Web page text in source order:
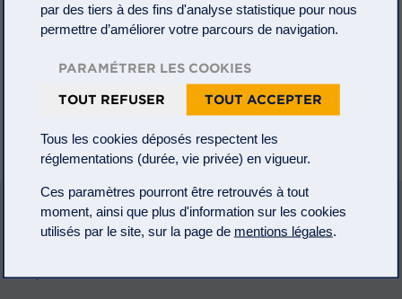
quatrième
numéro de la
» des Cahiers Pro Persona : «
Le chômage : que révèle-t-
Meeschaert qui contribue à ses réflexions.
A PROPOS
Mentions légales
personnelles
Informations règlementaires
par des tiers à des fins d'analyse statistique pour nous
permettre d’améliorer votre parcours de navigation.
PARAMÉTRER LES COOKIES
TOUT REFUSER TOUT ACCEPTER
Tous les cookies déposés respectent les
réglementations (durée, vie privée) en vigueur.
Ces paramètres pourront être retrouvés à tout
moment, ainsi que plus d'information sur les cookies
utilisés par le site, sur la page de mentions légales